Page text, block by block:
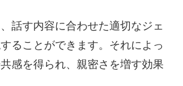
話す内容に合わせた適切なジェ
ることができます。それによっ
感を得られ、親密さを増す効果